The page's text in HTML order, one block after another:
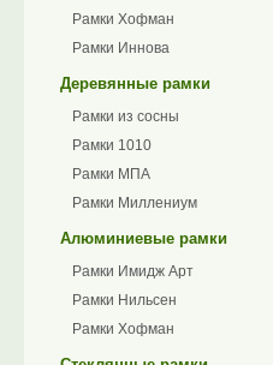
Рамки Хофман
Рамки Иннова
Деревянные рамки
Рамки из сосны
Рамки 1010
Рамки МПА
Рамки Миллениум
Алюминиевые рамки
Рамки Имидж Арт
Рамки Нильсен
Рамки Хофман